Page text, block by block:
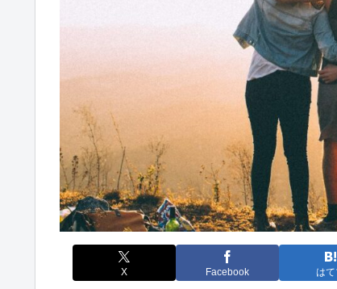
X Facebook は